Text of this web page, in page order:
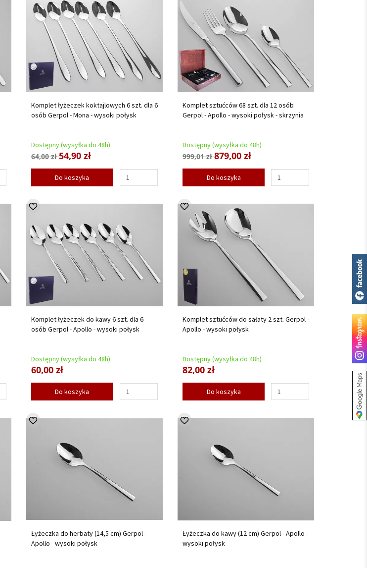
Komplet łyżeczek koktajlowych 6 szt. dla 6
osób Gerpol - Mona - wysoki połysk
Dostępny (wysyłka do 48h)
64,00 zł54,90 zł
Do koszyka
Komplet sztućców 68 szt. dla 12 osób
Gerpol - Apollo - wysoki połysk - skrzynia
Dostępny (wysyłka do 48h)
999,01 zł879,00 zł
Do koszyka
Komplet łyżeczek do kawy 6 szt. dla 6
osób Gerpol - Apollo - wysoki połysk
Dostępny (wysyłka do 48h)
60,00 zł
Do koszyka
Komplet sztućców do sałaty 2 szt. Gerpol -
Apollo - wysoki połysk
Dostępny (wysyłka do 48h)
82,00 zł
Do koszyka
Łyżeczka do herbaty (14,5 cm) Gerpol -
Apollo - wysoki połysk
Łyżeczka do kawy (12 cm) Gerpol - Apollo -
wysoki połysk